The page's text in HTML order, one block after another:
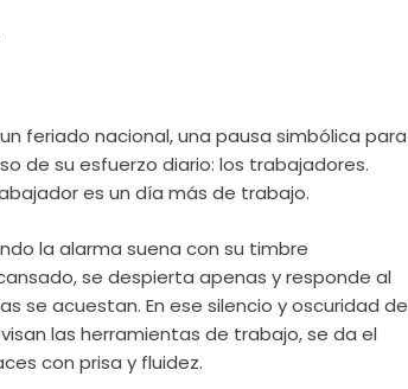
feriado nacional, una pausa simbólica para
de su esfuerzo diario: los trabajadores.
es un día más de trabajo.
la alarma suena con su timbre
se despierta apenas y responde al
se acuestan. En ese silencio y oscuridad de
las herramientas de trabajo, se da el
con prisa y fluidez.